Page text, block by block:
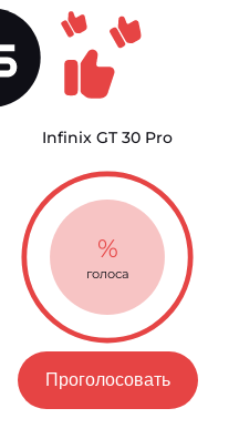
Infinix GT 30 Pro
%
голоса
Проголосовать